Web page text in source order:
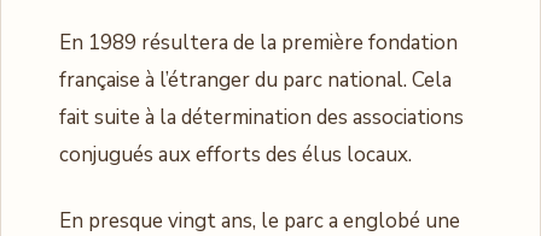
En 1989 résultera de la première fondation
française à l’étranger du parc national. Cela
fait suite à la détermination des associations
conjugués aux efforts des élus locaux.
En presque vingt ans, le parc a englobé une